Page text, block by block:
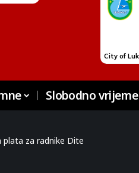
Slobodno vrijeme
plata za radnike Dite